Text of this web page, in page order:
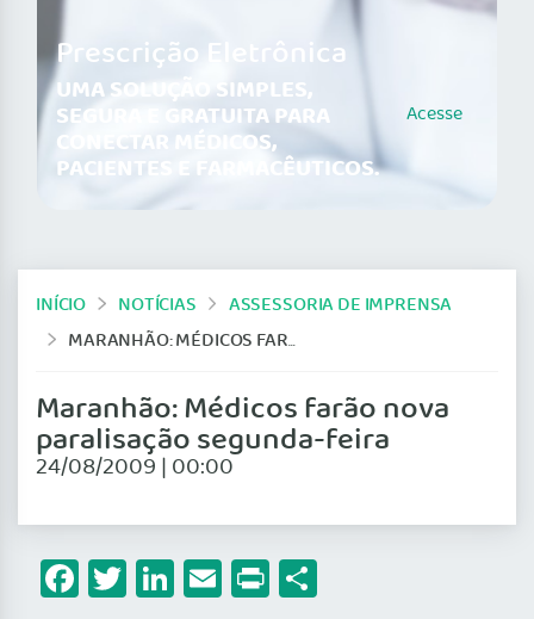
Prescrição Eletrônica
UMA SOLUÇÃO SIMPLES,
SEGURA E GRATUITA PARA
CONECTAR MÉDICOS,
PACIENTES E FARMACÊUTICOS.
Acesse
INÍCIO NOTÍCIAS
ASSESSORIA DE IMPRENSA
MARANHÃO: MÉDICOS FARÃO NOVA PARALISAÇÃO SEGUNDA-FEIRA
Maranhão: Médicos farão nova
paralisação segunda-feira
24/08/2009 | 00:00
Facebook
Twitter
LinkedIn
Email
Print